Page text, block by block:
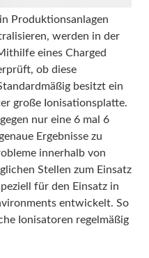
Produktionsanlagen
werden in der
eines Charged
ob diese
besitzt ein
große Ionisationsplatte.
nur eine 6 mal 6
Ergebnisse zu
innerhalb von
Stellen zum Einsatz
für den Einsatz in
entwickelt. So
Ionisatoren regelmäßig